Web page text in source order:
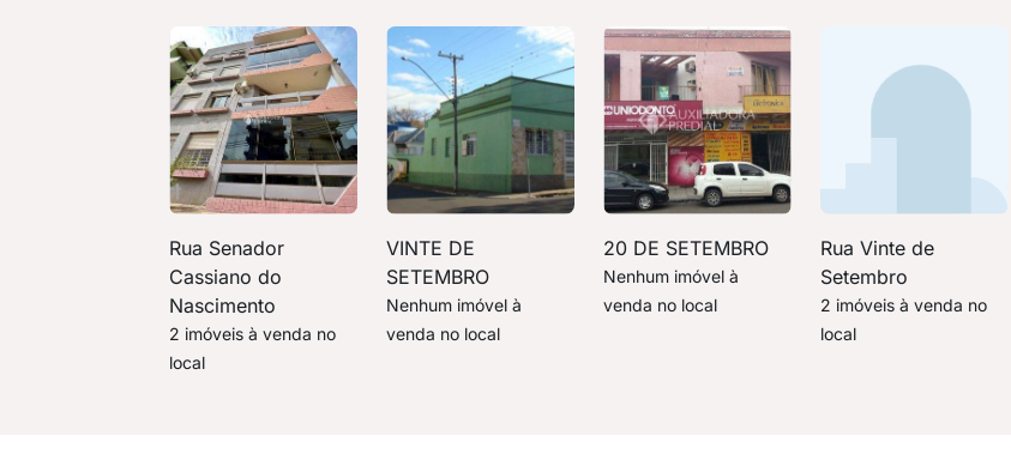
Rua Senador
Cassiano do
Nascimento
2 imóveis à venda no
local
VINTE DE
SETEMBRO
Nenhum imóvel à
venda no local
20 DE SETEMBRO
Nenhum imóvel à
venda no local
Rua Vinte de
Setembro
2 imóveis à venda no
local